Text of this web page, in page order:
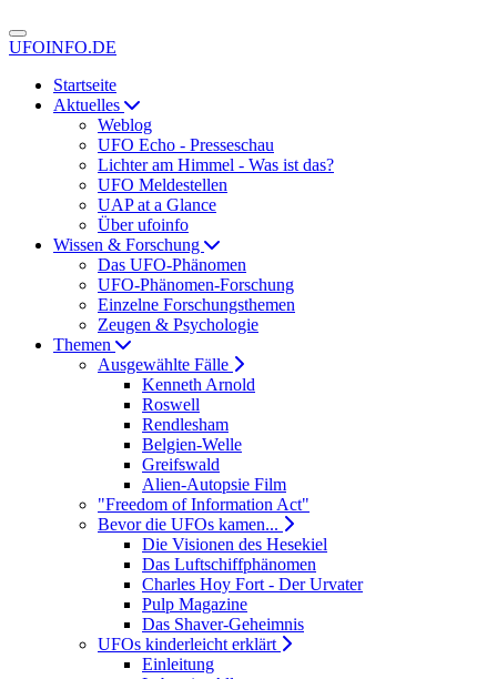
UFOINFO.DE
Startseite
Aktuelles
Weblog
UFO Echo - Presseschau
Lichter am Himmel - Was ist das?
UFO Meldestellen
UAP at a Glance
Über ufoinfo
Wissen & Forschung
Das UFO-Phänomen
UFO-Phänomen-Forschung
Einzelne Forschungsthemen
Zeugen & Psychologie
Themen
Ausgewählte Fälle
Kenneth Arnold
Roswell
Rendlesham
Belgien-Welle
Greifswald
Alien-Autopsie Film
"Freedom of Information Act"
Bevor die UFOs kamen...
Die Visionen des Hesekiel
Das Luftschiffphänomen
Charles Hoy Fort - Der Urvater
Pulp Magazine
Das Shaver-Geheimnis
UFOs kinderleicht erklärt
Einleitung